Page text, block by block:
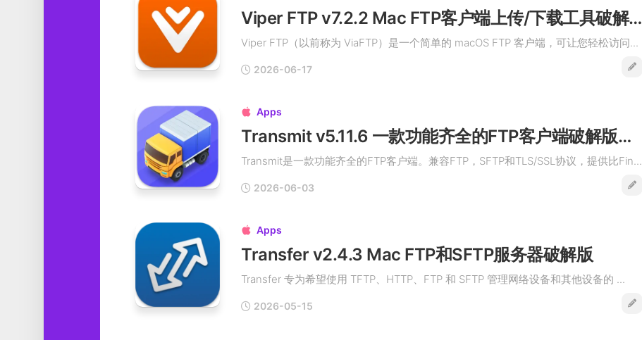
Viper FTP v7.2.2 Mac FTP客户端上传/下载工具破解版
Viper FTP（以前称为 ViaFTP）是一个简单的 macOS FTP 客户端，可让您轻松访问...
2026-06-17
 Apps
Transmit v5.11.6 一款功能齐全的FTP客户端破解版下载
Transmit是一款功能齐全的FTP客户端。兼容FTP，SFTP和TLS/SSL协议，提供比Fin...
2026-06-03
 Apps
Transfer v2.4.3 Mac FTP和SFTP服务器破解版
Transfer 专为希望使用 TFTP、HTTP、FTP 和 SFTP 管理网络设备和其他设备的 ...
2026-05-15